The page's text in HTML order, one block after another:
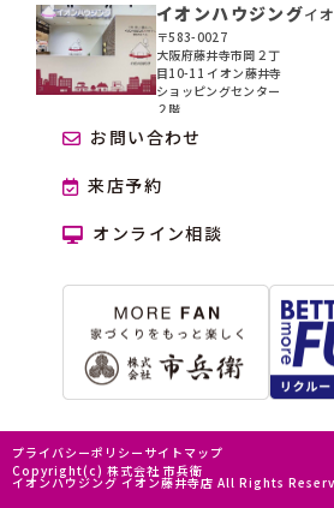
イオンハウジングイ
〒583-0027
大阪府藤井寺市岡２丁
目10-11 イオン藤井寺
ショッピングセンター
２階
お問い合わせ
来店予約
オンライン相談
プライバシーポリシー サイトマップ
Copyright(c) 株式会社 市兵衛
イオンハウジング イオン藤井寺店 All Rights